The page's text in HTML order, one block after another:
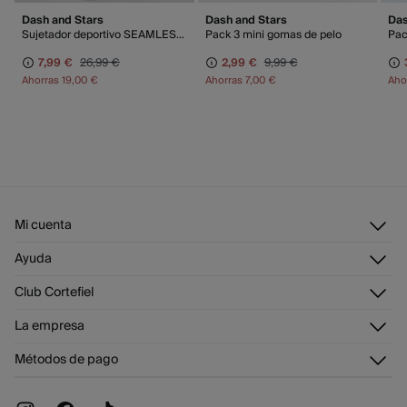
Dash and Stars
Sujetador deportivo SEAMLESS COMFORT morado
7,99 € 26,99 €
Ahorras19,00 €
Dash and Stars
Pack 3 mini gomas de pelo
2,99 € 9,99 €
Ahorras7,00 €
Mi cuenta
Registrarme
Direcciones de envío
Tarjeta regalo online
Tarjeta abono
Ayuda
Atención al cliente
Preguntas frecuentes
Cambios, devoluciones y desistimiento
Club Cortefiel
La empresa
Trabaja con nosotros
Métodos de pago